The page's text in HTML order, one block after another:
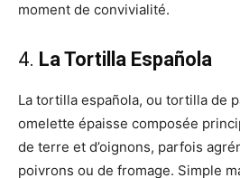
moment de convivialité.
4. La Tortilla Española
La tortilla española, ou tortilla de
omelette épaisse composée
de terre et d’oignons, parfois
poivrons ou de fromage. Simple